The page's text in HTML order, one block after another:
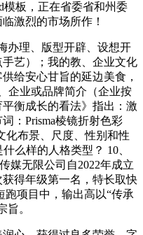
模板，正在省委省和州委
激烈的市场所作！
理、版型开辟、设想开
艺）；我的教、企业文化
给安心甘旨的延边美食，
企业或品牌简介（企业按
衡成长的看法》指出：激
：Prisma棱镜折射色彩
化布景、尺度、性别和性
么样的人格类型？ 10、
媒无限公司自2022年成立
得年级第一名，特长取快
项目中，输出高以“传承
旨。